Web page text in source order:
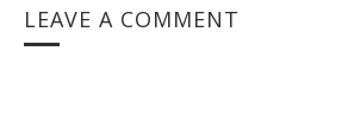
LEAVE A COMMENT